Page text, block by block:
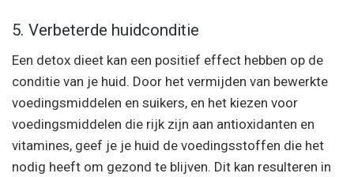
5. Verbeterde huidconditie
Een detox dieet kan een positief effect hebben op de
conditie van je huid. Door het vermijden van bewerkte
voedingsmiddelen en suikers, en het kiezen voor
voedingsmiddelen die rijk zijn aan antioxidanten en
vitamines, geef je je huid de voedingsstoffen die het
nodig heeft om gezond te blijven. Dit kan resulteren in